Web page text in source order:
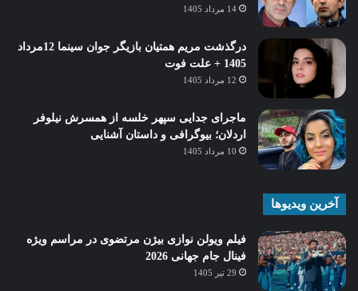
14 مرداد 1405
درگذشت مریم همتیان بازیگر جوان سینما 12مرداد
1405 + علت فوت
12 مرداد 1405
ماجرای جدایی سپهر خلسه از همسرش نیلوفر
اردلان؛ بیوگرافی و داستان آشنایی
10 مرداد 1405
آخرین ویدیوها
فیلم ویولن نوازی بیژن مرتضوی در مراسم ویژه
فینال جام جهانی 2026
29 تیر 1405